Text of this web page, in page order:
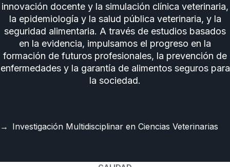
innovación docente y la simulación clínica veterinaria,
la epidemiología y la salud pública veterinaria, y la
seguridad alimentaria. A través de estudios basados
en la evidencia, impulsamos el progreso en la
formación de futuros profesionales, la prevención de
enfermedades y la garantía de alimentos seguros para
la sociedad.
Investigación Multidisciplinar en Ciencias Veterinarias